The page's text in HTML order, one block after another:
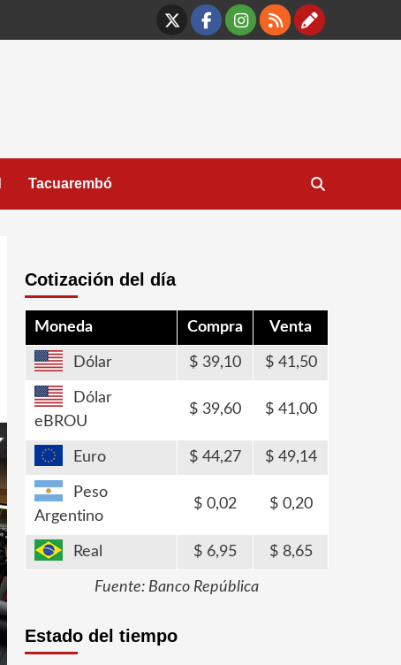
X Facebook
Instagram
RSS
Tacuarembó
Cotización del día
Moneda Compra Venta
Dólar 39,10 41,50
Dólar
eBROU
39,60 41,00
Euro 44,27 49,14
Peso
Argentino
0,02 0,20
Real 6,95 8,65
Fuente: Banco República
Estado del tiempo